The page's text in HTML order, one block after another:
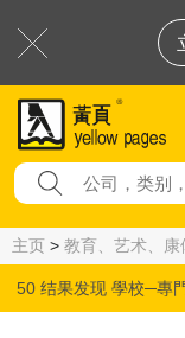
主页 > 教育、艺术、康
50 结果发现 學校─專